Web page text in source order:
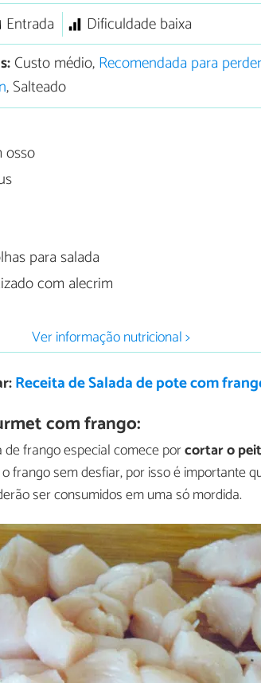
Entrada
Dificuldade baixa
Custo médio,Recomendada para
, Salteado
osso
para salada
com alecrim
Ver informação nutricional >
Receita de Salada de pote com
com frango:
frango especial comece porcortar o
frango sem desfiar, por isso é importante
ser consumidos em uma só mordida.